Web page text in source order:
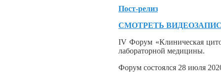
Пост-релиз
СМОТРЕТЬ
IV Форум «Клиническая
лабораторной медицины.
Форум состоялся 28 июля